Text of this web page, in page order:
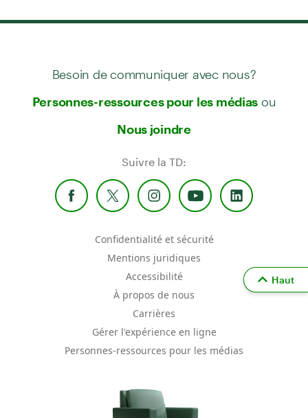
Besoin de communiquer avec nous?
Personnes-ressources pour les médias ou
Nous joindre
Suivre la TD:
Confidentialité et sécurité
Mentions juridiques
Accessibilité
À propos de nous
Carrières
Gérer l'expérience en ligne
Personnes-ressources pour les médias
Haut